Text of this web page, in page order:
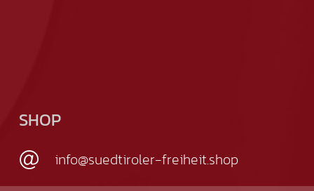
SHOP
info@suedtiroler-freiheit.shop